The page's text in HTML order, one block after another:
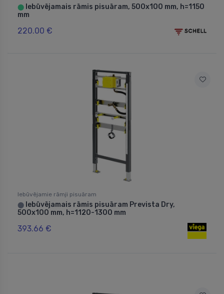
⬤ Iebūvējamais rāmis pisuāram, 500x100 mm, h=1150
mm
220.00 €
Iebūvējamie rāmji pisuāram
⬤ Iebūvējamais rāmis pisuāram Prevista Dry,
500x100 mm, h=1120-1300 mm
393.66 €